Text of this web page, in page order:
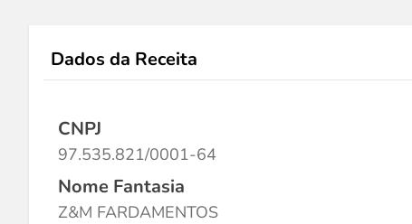
Dados da Receita
CNPJ
97.535.821/0001-64
Nome Fantasia
Z&M FARDAMENTOS